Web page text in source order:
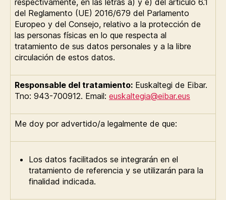
del Reglamento (UE) 2016/679 del Parlamento
Europeo y del Consejo, relativo a la protección de
las personas físicas en lo que respecta al
tratamiento de sus datos personales y a la libre
circulación de estos datos.
Responsable del tratamiento: Euskaltegi de Eibar.
Tno: 943-700912. Email: euskaltegia@eibar.eus
Me doy por advertido/a legalmente de que:
Los datos facilitados se integrarán en el
tratamiento de referencia y se utilizarán para la
finalidad indicada.